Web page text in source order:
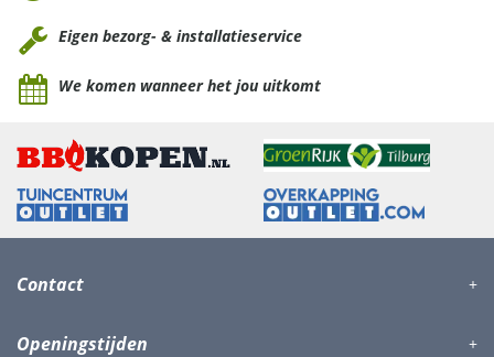
Eigen bezorg- & installatieservice
We komen wanneer het jou uitkomt
Contact
Openingstijden